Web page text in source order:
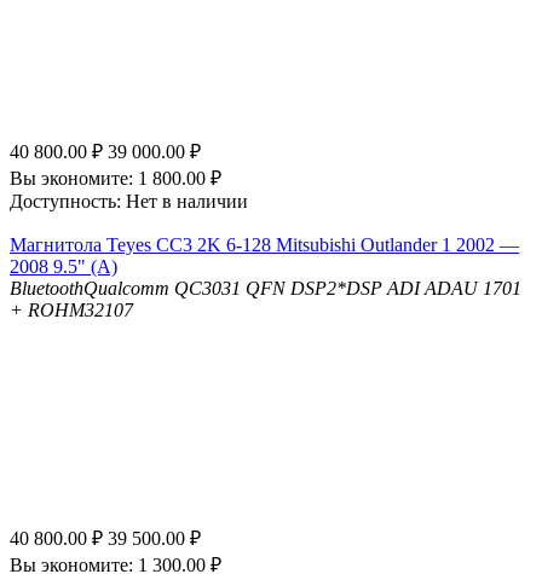
40 800.00 ₽ 39 000.00 ₽
Вы экономите: 1 800.00 ₽
Доступность: Нет в наличии
Магнитола Teyes CC3 2K 6-128 Mitsubishi Outlander 1 2002 —
2008 9.5" (A)
BluetoothQualcomm QC3031 QFN DSP2*DSP ADI ADAU 1701
+ ROHM32107
40 800.00 ₽ 39 500.00 ₽
Вы экономите: 1 300.00 ₽